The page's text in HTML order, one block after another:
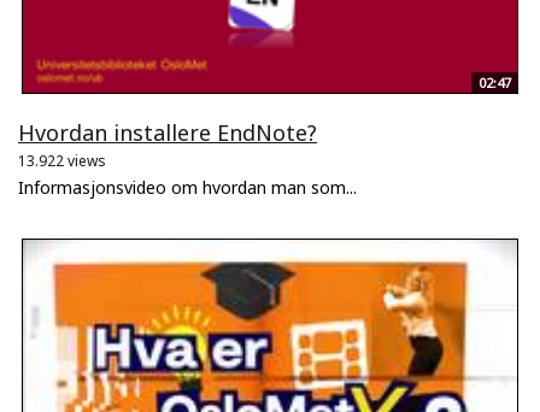
02:47
Hvordan installere EndNote?
13.922 views
Informasjonsvideo om hvordan man som...